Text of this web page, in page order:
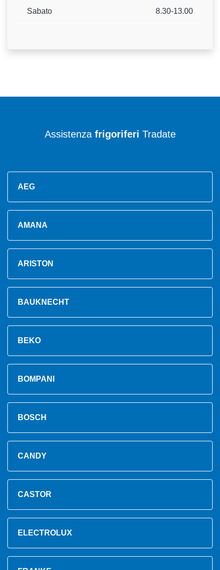
Sabato 8.30-13.00
Assistenza frigoriferi Tradate
AEG
AMANA
ARISTON
BAUKNECHT
BEKO
BOMPANI
BOSCH
CANDY
CASTOR
ELECTROLUX